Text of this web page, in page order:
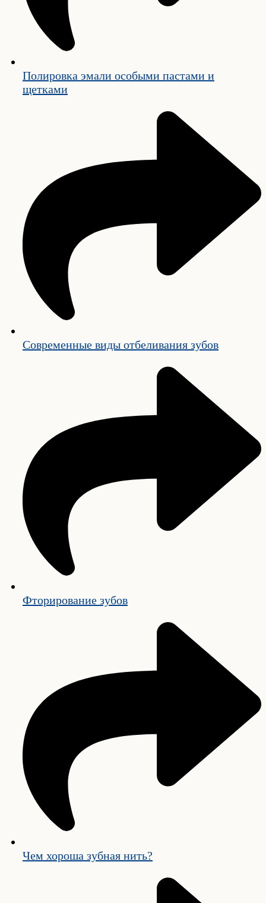
Полировка эмали особыми пастами и
щетками
Современные виды отбеливания зубов
Фторирование зубов
Чем хороша зубная нить?